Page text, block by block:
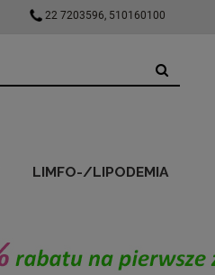
LIMFO-/LIPODEMIA
22 7203596, 510160100